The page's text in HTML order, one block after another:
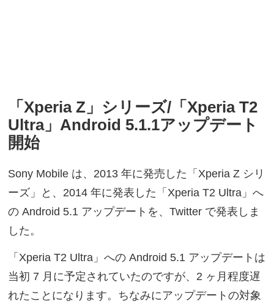
「Xperia Z」シリーズ/「Xperia T2
Ultra」Android 5.1.1アップデート
開始
Sony Mobile は、2013 年に発売した「Xperia Z シリ
ーズ」と、2014 年に発表した「Xperia T2 Ultra」へ
の Android 5.1 アップデートを、Twitter で発表しま
した。
「Xperia T2 Ultra」への Android 5.1 アップデートは
当初 7 月に予定されていたのですが、2 ヶ月程度遅
れたことになります。ちなみにアップデートの対象